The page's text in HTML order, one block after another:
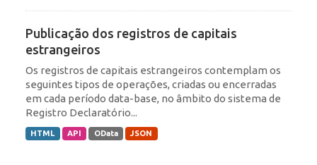
Publicação dos registros de capitais
estrangeiros
Os registros de capitais estrangeiros contemplam os
seguintes tipos de operações, criadas ou encerradas
em cada período data-base, no âmbito do sistema de
Registro Declaratório...
HTML API OData JSON